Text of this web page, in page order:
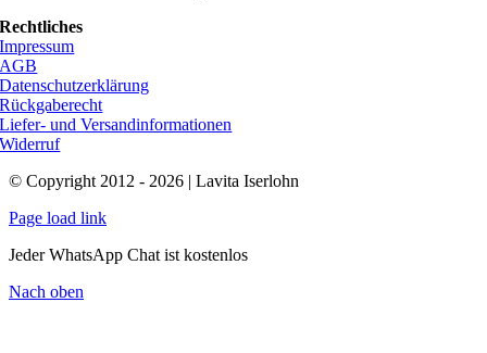
Rechtliches
Impressum
AGB
Datenschutzerklärung
Rückgaberecht
Liefer- und Versandinformationen
Widerruf
© Copyright 2012 - 2026 | Lavita Iserlohn
Page load link
Jeder WhatsApp Chat ist kostenlos
Nach oben